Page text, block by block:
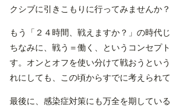
クシブに引きこもりに行ってみませんか？
もう「２４時間、戦えますか？」の時代
ちなみに、戦う＝働く、というコンセプ
す。オンとオフを使い分けて戦おうとい
れにしても、この頃からすでに考えられて
最後に、感染症対策にも万全を期してい